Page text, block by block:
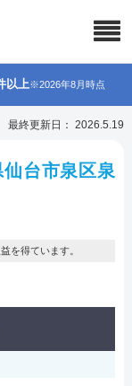
以上※2026年8月時点
最終更新日： 2026.5.19
台市泉区泉
を得ています。